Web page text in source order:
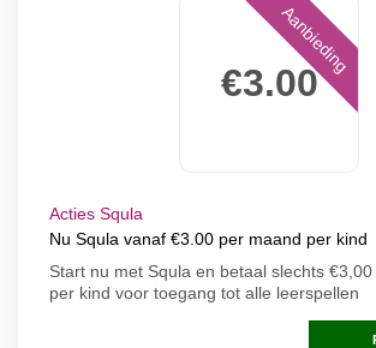
€3.00
Aanbieding
Acties Squla
Nu Squla vanaf €3.00 per maand per kind
Start nu met Squla en betaal slechts
per kind voor toegang tot alle leerspellen